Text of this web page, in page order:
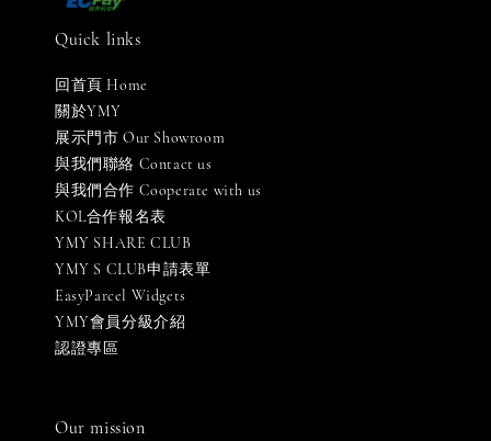
Quick links
回首頁 Home
關於YMY
展示門市 Our Showroom
與我們聯絡 Contact us
與我們合作 Cooperate with us
KOL合作報名表
YMY SHARE CLUB
YMY S CLUB申請表單
EasyParcel Widgets
YMY會員分級介紹
認證專區
Our mission